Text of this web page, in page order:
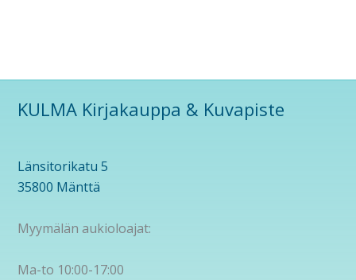
KULMA Kirjakauppa & Kuvapiste
Länsitorikatu 5
35800 Mänttä
Myymälän aukioloajat:
Ma-to 10:00-17:00